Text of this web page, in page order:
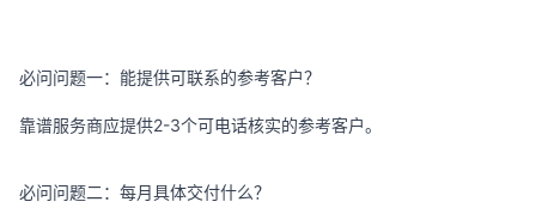
必问问题一：能提供可联系的参考客户？
靠谱服务商应提供2-3个可电话核实的参考客户。
必问问题二：每月具体交付什么？